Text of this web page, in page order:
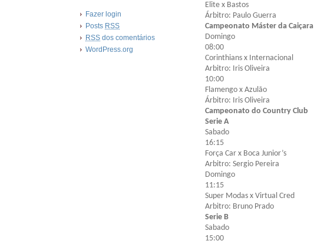
Fazer login
Posts RSS
RSS dos comentários
WordPress.org
Elite x Bastos
Árbitro: Paulo Guerra
Campeonato Máster da Caiçara
Domingo
08:00
Corinthians x Internacional
Arbitro: Iris Oliveira
10:00
Flamengo x Azulão
Árbitro: Iris Oliveira
Campeonato do Country Club
Serie A
Sabado
16:15
Força Car x Boca Junior’s
Arbitro: Sergio Pereira
Domingo
11:15
Super Modas x Virtual Cred
Arbitro: Bruno Prado
Serie B
Sabado
15:00